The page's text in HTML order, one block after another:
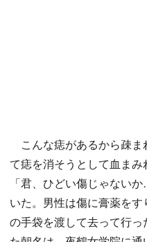
こんな痣があるから疎ま
て痣を消そうとして血まみ
「君、ひどい傷じゃない
いた。男性は傷に膏薬を
の手袋を渡して去って行